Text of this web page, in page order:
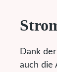
Dank der
auch die